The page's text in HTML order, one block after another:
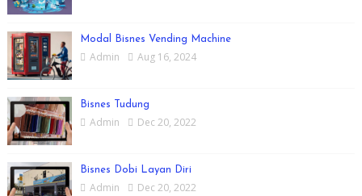
Modal Bisnes Vending Machine
Admin Aug 16, 2024
Bisnes Tudung
Admin Dec 20, 2022
Bisnes Dobi Layan Diri
Admin Dec 20, 2022